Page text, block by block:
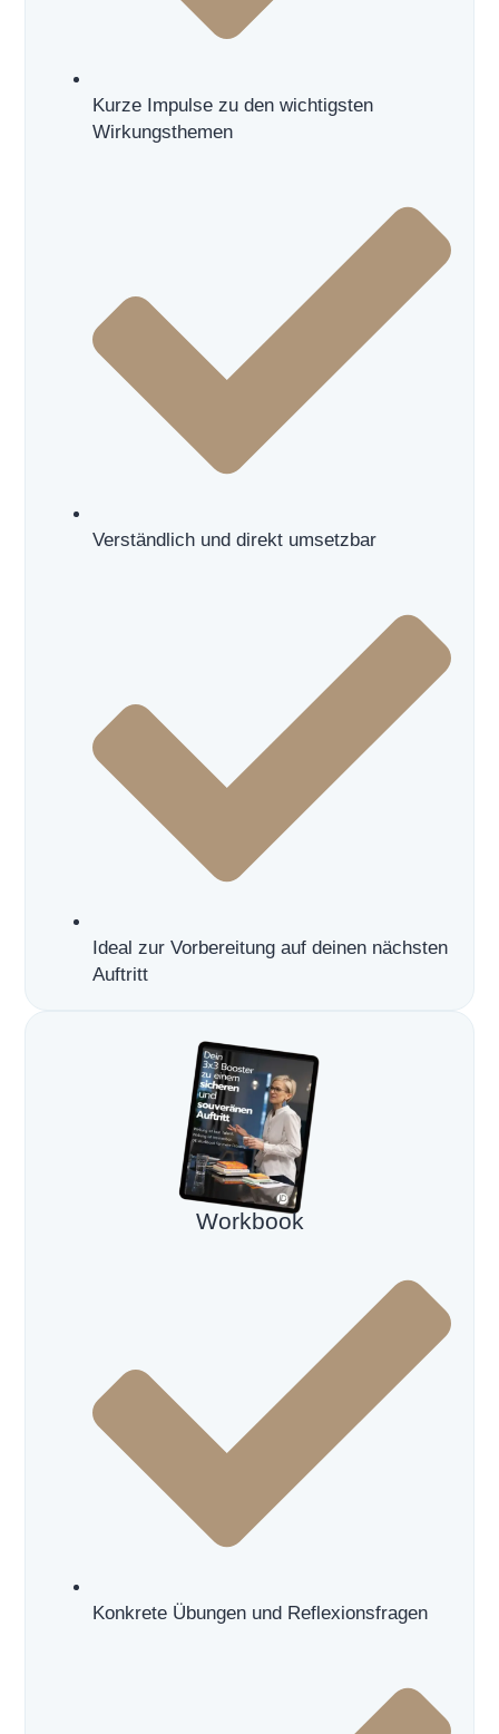
Kurze Impulse zu den wichtigsten
Wirkungsthemen
Verständlich und direkt umsetzbar
Ideal zur Vorbereitung auf deinen nächsten
Auftritt
Workbook
Konkrete Übungen und Reflexionsfragen